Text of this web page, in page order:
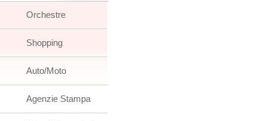
Orchestre
Shopping
Auto/Moto
Agenzie Stampa